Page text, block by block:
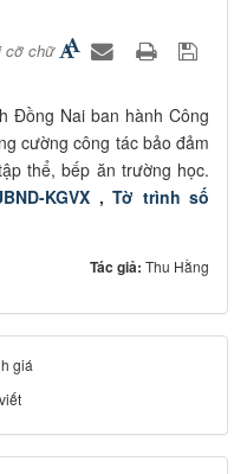
cỡ chữ
Đồng Nai ban hành Công
cường công tác bảo đảm
thể, bếp ăn trường học.
KGVX ,Tờ trình số
Tác giả: Thu Hằng
giá